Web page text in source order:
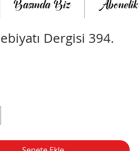
Basında Biz Abonelik
Dergisi 394.